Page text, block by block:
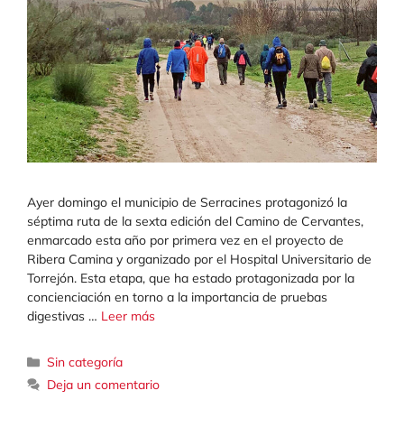
Ayer domingo el municipio de Serracines protagonizó la
séptima ruta de la sexta edición del Camino de Cervantes,
enmarcado esta año por primera vez en el proyecto de
Ribera Camina y organizado por el Hospital Universitario de
Torrejón. Esta etapa, que ha estado protagonizada por la
concienciación en torno a la importancia de pruebas
digestivas … Leer más
Categorías
Sin categoría
Deja un comentario